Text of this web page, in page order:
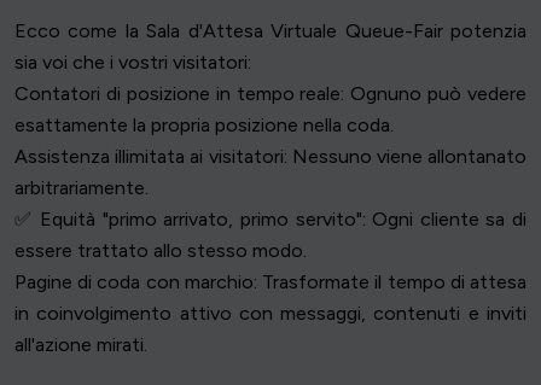
Ecco come la Sala d'Attesa Virtuale Queue-Fair potenzia
sia voi che i vostri visitatori:
Contatori di posizione in tempo reale: Ognuno può vedere
esattamente la propria posizione nella coda.
Assistenza illimitata ai visitatori: Nessuno viene allontanato
arbitrariamente.
✅ Equità "primo arrivato, primo servito": Ogni cliente sa di
essere trattato allo stesso modo.
Pagine di coda con marchio: Trasformate il tempo di attesa
in coinvolgimento attivo con messaggi, contenuti e inviti
all'azione mirati.